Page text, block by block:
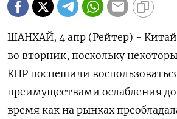
ШАНХАЙ, 4 апр (Рейтер) -
во вторник, поскольку
КНР поспешили
преимуществами ослабления
время как на рынках